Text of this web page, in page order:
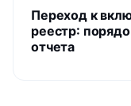
Переход к
реестр:
отчета